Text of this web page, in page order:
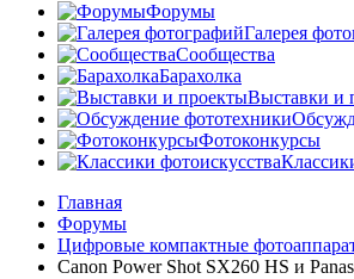
Форумы
Галерея
Сообщества
Барахолка
Выставки и
Фотоконкурсы
Главная
Форумы
Цифровые компактные
Canon Power Shot SX260 HS и